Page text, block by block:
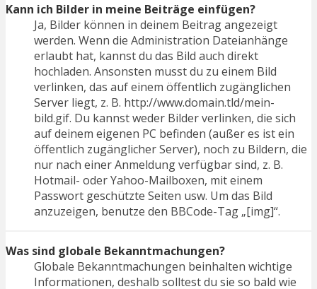
Kann ich Bilder in meine Beiträge einfügen?
Ja, Bilder können in deinem Beitrag angezeigt
werden. Wenn die Administration Dateianhänge
erlaubt hat, kannst du das Bild auch direkt
hochladen. Ansonsten musst du zu einem Bild
verlinken, das auf einem öffentlich zugänglichen
Server liegt, z. B. http://www.domain.tld/mein-
bild.gif. Du kannst weder Bilder verlinken, die sich
auf deinem eigenen PC befinden (außer es ist ein
öffentlich zugänglicher Server), noch zu Bildern, die
nur nach einer Anmeldung verfügbar sind, z. B.
Hotmail- oder Yahoo-Mailboxen, mit einem
Passwort geschützte Seiten usw. Um das Bild
anzuzeigen, benutze den BBCode-Tag „[img]“.
Was sind globale Bekanntmachungen?
Globale Bekanntmachungen beinhalten wichtige
Informationen, deshalb solltest du sie so bald wie